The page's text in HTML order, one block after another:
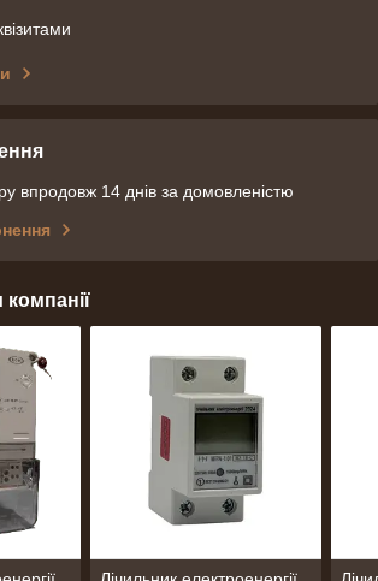
впродовж 14 днів за домовленістю
компанії